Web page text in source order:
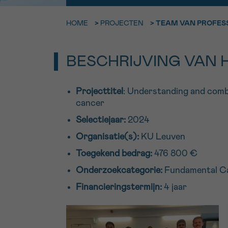
HOME > PROJECTEN > TEAM VAN
BESCHRIJVING VAN
Projecttitel : Understanding and
cancer
Selectiejaar: 2024
Organisatie(s): KU Leuven
Toegekend bedrag: 476 800 €
Onderzoekcategorie: Fundamental
Financieringstermijn: 4 jaar
Bel ons
EMAIL
Ik aanvaard de
*VERPLICHT VELD